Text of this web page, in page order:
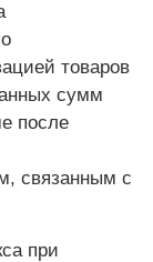
товаров
сумм
после
связанным с
при